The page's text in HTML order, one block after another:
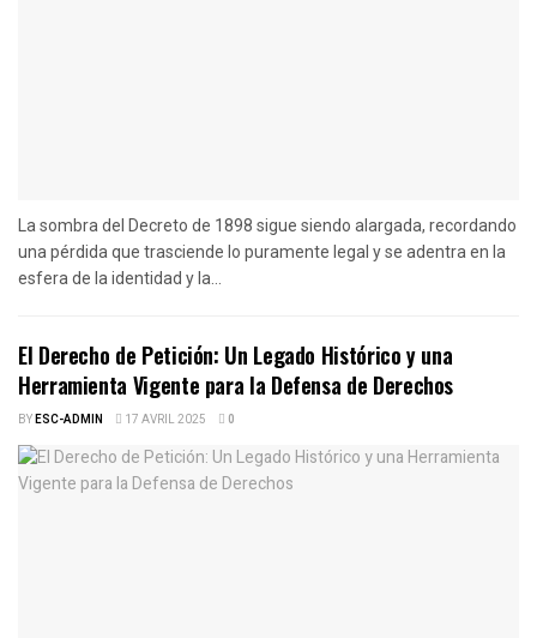
La sombra del Decreto de 1898 sigue siendo alargada, recordando
una pérdida que trasciende lo puramente legal y se adentra en la
esfera de la identidad y la...
El Derecho de Petición: Un Legado Histórico y una
Herramienta Vigente para la Defensa de Derechos
BYESC-ADMIN 17 AVRIL 2025 0